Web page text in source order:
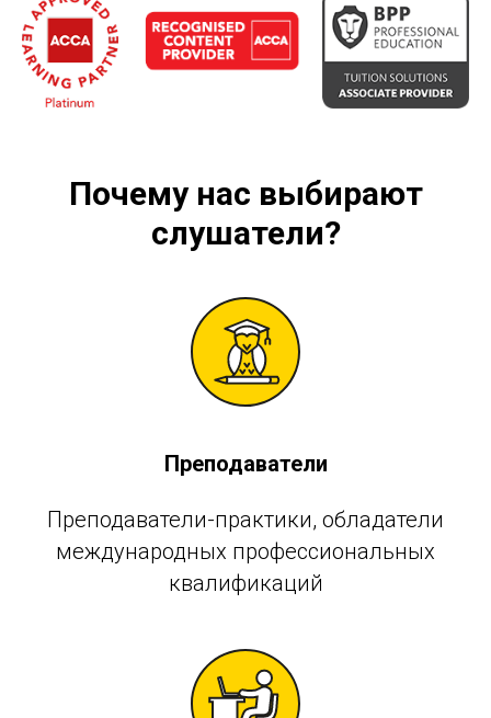
Почему нас выбирают
слушатели?
Преподаватели
Преподаватели-практики, обладатели
международных профессиональных
квалификаций